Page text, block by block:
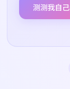
测测我自